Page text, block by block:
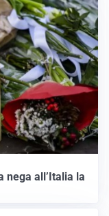
nega all’Italia la